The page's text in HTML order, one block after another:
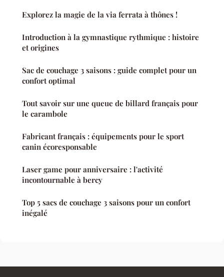
Explorez la magie de la via ferrata à thônes !
Introduction à la gymnastique rythmique : histoire
et origines
Sac de couchage 3 saisons : guide complet pour un
confort optimal
Tout savoir sur une queue de billard français pour
le carambole
Fabricant français : équipements pour le sport
canin écoresponsable
Laser game pour anniversaire : l'activité
incontournable à bercy
Top 5 sacs de couchage 3 saisons pour un confort
inégalé